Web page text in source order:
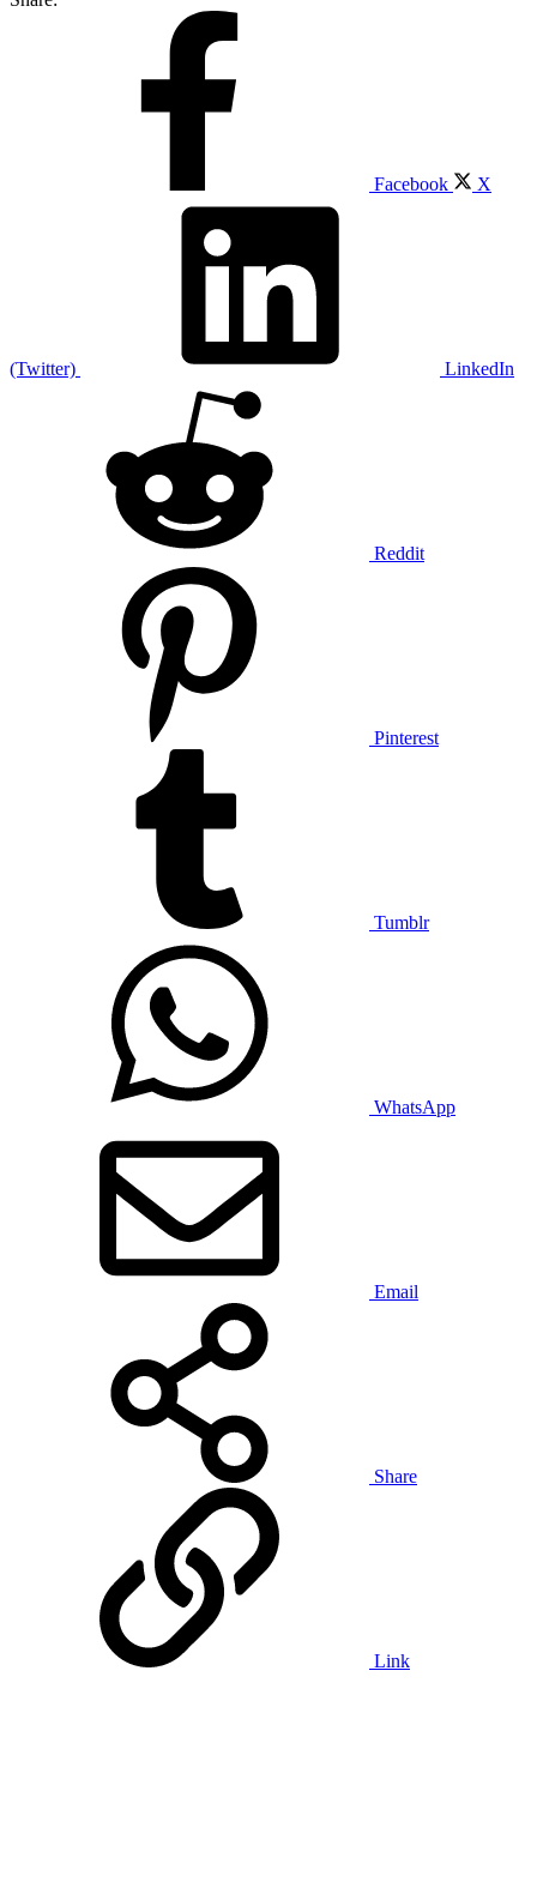
Facebook X
(Twitter) LinkedIn
Reddit
Pinterest
Tumblr
WhatsApp
Email
Share
Link